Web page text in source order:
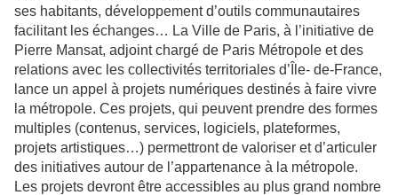
ses habitants, développement d’outils communautaires
facilitant les échanges… La Ville de Paris, à l’initiative de
Pierre Mansat, adjoint chargé de Paris Métropole et des
relations avec les collectivités territoriales d’Île- de-France,
lance un appel à projets numériques destinés à faire vivre
la métropole. Ces projets, qui peuvent prendre des formes
multiples (contenus, services, logiciels, plateformes,
projets artistiques…) permettront de valoriser et d’articuler
des initiatives autour de l’appartenance à la métropole.
Les projets devront être accessibles au plus grand nombre